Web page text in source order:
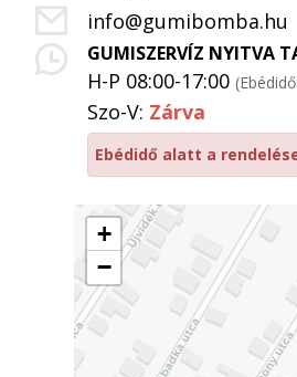
+
−
info@gumibomba.hu
GUMISZERVÍZ NYITVA
H-P 08:00-17:00
Szo-V: Zárva
Ebédidő alatt a